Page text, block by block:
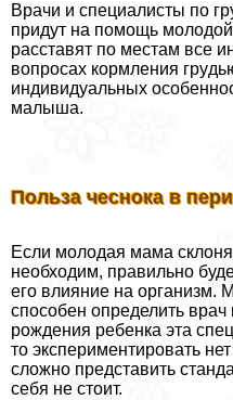
Врачи и специалисты по
придут на помощь
расставят по местам все
вопросах кормления
индивидуальных
малыша.
Польза чеснока в
Если молодая мама
необходим, правильно
его влияние на организм.
способен определить
рождения ребенка эта
то экспериментировать
сложно представить
себя не стоит.